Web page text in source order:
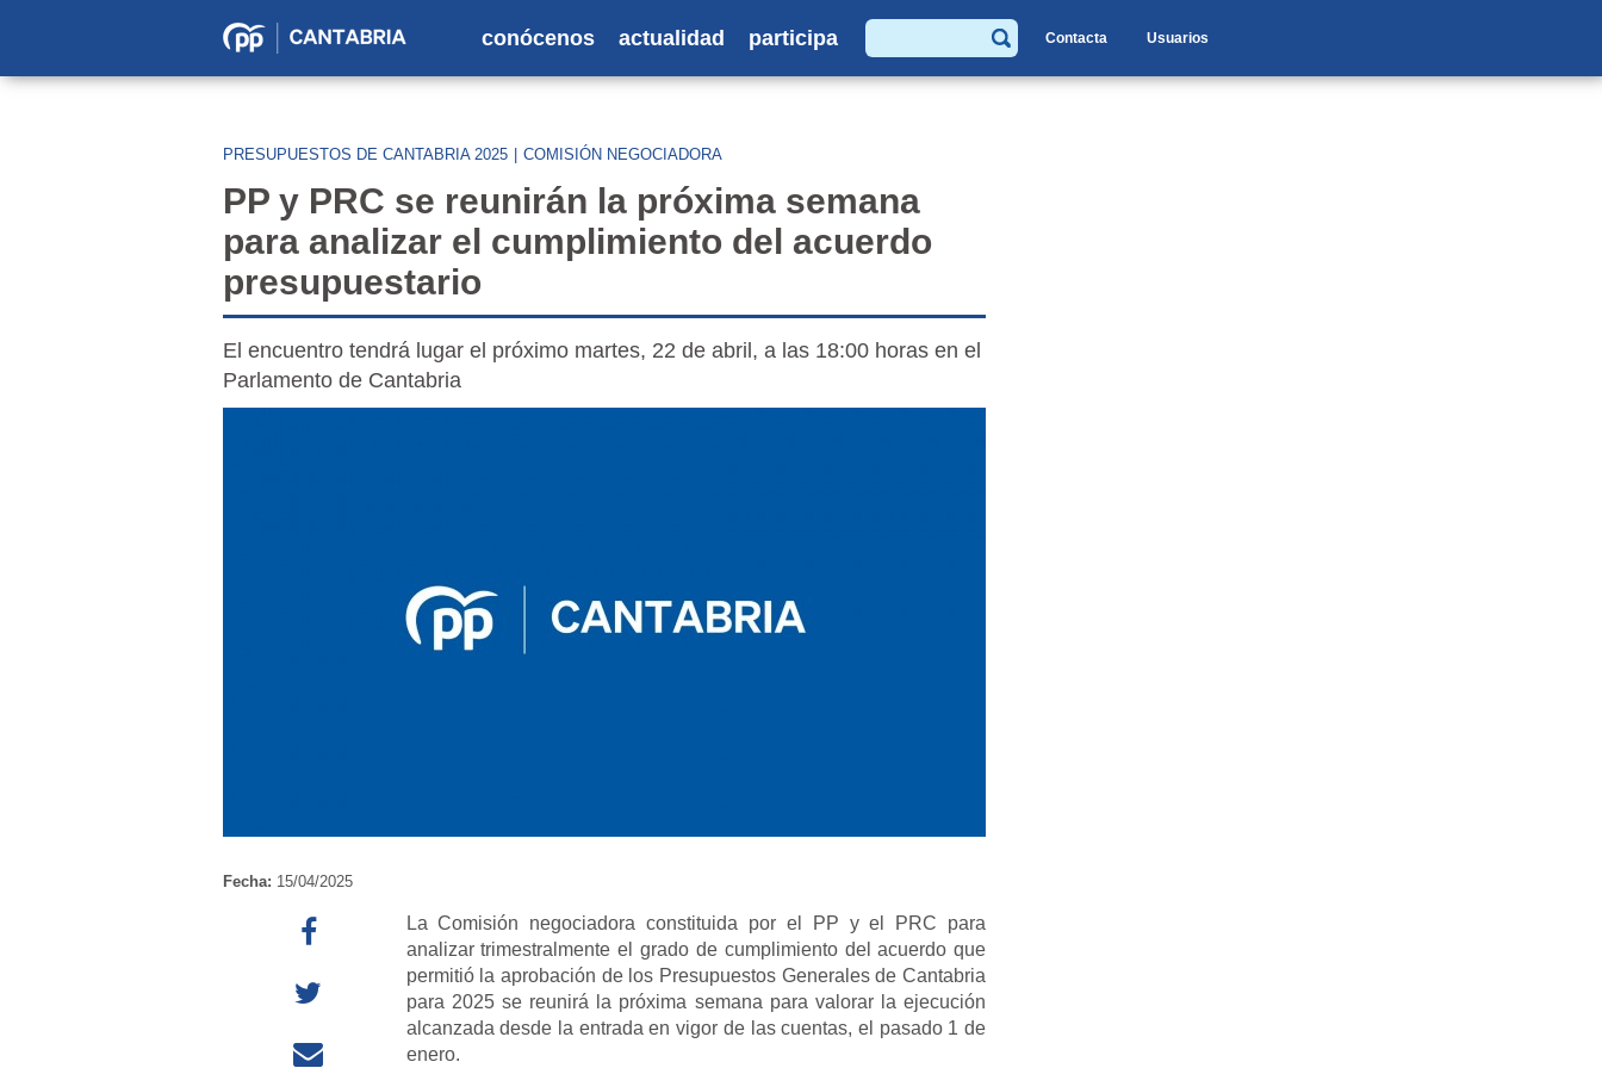
Partido
en
conócenos actualidad participa
Buscar
Contacta Usuarios
PRESUPUESTOS DE CANTABRIA 2025 COMISIÓN NEGOCIADORA
PP y PRC se reunirán la próxima semana
para analizar el cumplimiento del acuerdo
presupuestario
El encuentro tendrá lugar el próximo martes, 22 de abril, a las 18:00 horas en el
Parlamento de Cantabria
Fecha: 15/04/2025
La Comisión negociadora constituida por el PP y el PRC para
analizar trimestralmente el grado de cumplimiento del acuerdo que
permitió la aprobación de los Presupuestos Generales de Cantabria
para 2025 se reunirá la próxima semana para valorar la ejecución
alcanzada desde la entrada en vigor de las cuentas, el pasado 1 de
enero.